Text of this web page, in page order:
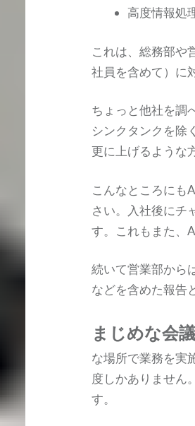
高度情報
これは、総務部や
社員を含めて）に
ちょっと他社を調
シンクタンクを除
更に上げるような
こんなところにも
さい。入社後にチ
す。これもまた、
続いて営業部から
などを含めた報告
まじめな会
な場所で業務を実
度しかありません
す。